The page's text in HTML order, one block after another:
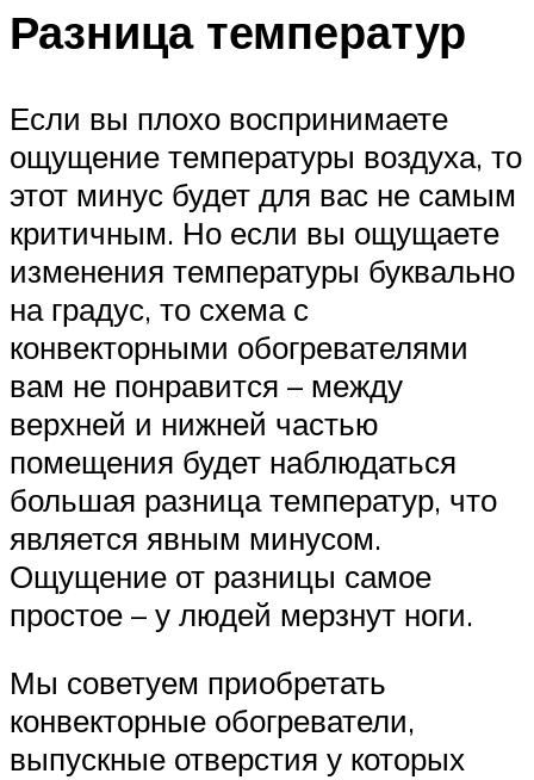
Разница температур
Если вы плохо воспринимаете
ощущение температуры воздуха, то
этот минус будет для вас не самым
критичным. Но если вы ощущаете
изменения температуры буквально
на градус, то схема с
конвекторными обогревателями
вам не понравится – между
верхней и нижней частью
помещения будет наблюдаться
большая разница температур, что
является явным минусом.
Ощущение от разницы самое
простое – у людей мерзнут ноги.
Мы советуем приобретать
конвекторные обогреватели,
выпускные отверстия у которых